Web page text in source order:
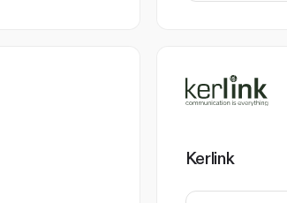
Kerlink